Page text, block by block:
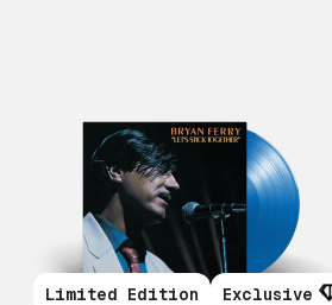
Limited Edition Exclusive